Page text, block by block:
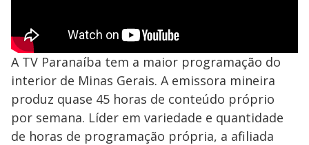
A TV Paranaíba tem a maior programação do
interior de Minas Gerais. A emissora mineira
produz quase 45 horas de conteúdo próprio
por semana. Líder em variedade e quantidade
de horas de programação própria, a afiliada